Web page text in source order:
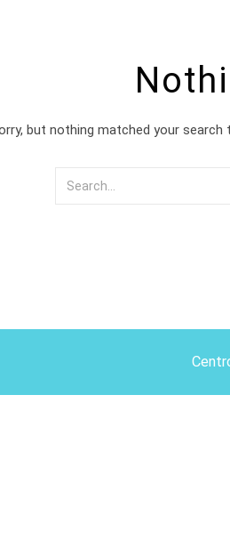
but nothing matched your